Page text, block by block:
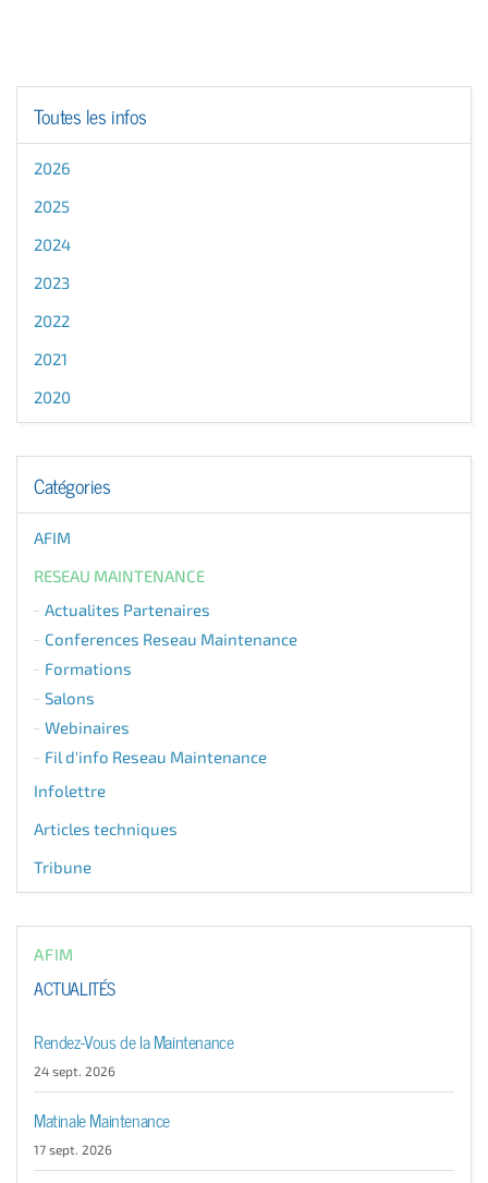
Toutes les infos
2026
2025
2024
2023
2022
2021
2020
Catégories
AFIM
RESEAU MAINTENANCE
Actualites Partenaires
Conferences Reseau Maintenance
Formations
Salons
Webinaires
Fil d'info Reseau Maintenance
Infolettre
Articles techniques
Tribune
AFIM
ACTUALITÉS
Rendez-Vous de la Maintenance
24 sept. 2026
Matinale Maintenance
17 sept. 2026